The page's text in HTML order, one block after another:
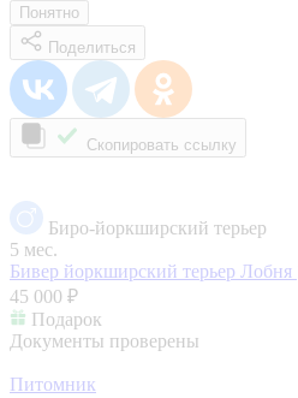
Понятно
Поделиться
Скопировать ссылку
Биро-йоркширский терьер
5 мес.
Бивер йоркширский терьер Лобня
45 000 ₽
Подарок
Документы проверены
Питомник